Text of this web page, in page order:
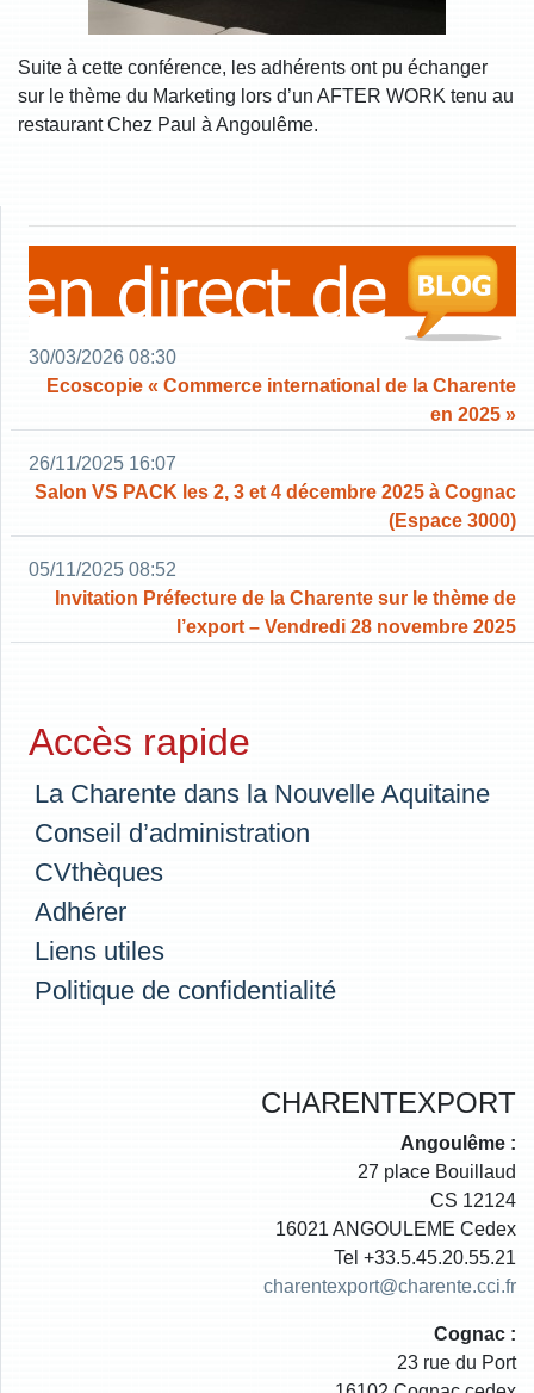
Suite à cette conférence, les adhérents ont pu échanger
sur le thème du Marketing lors d’un AFTER WORK tenu au
restaurant Chez Paul à Angoulême.
30/03/2026 08:30
Ecoscopie « Commerce international de la Charente
en 2025 »
26/11/2025 16:07
Salon VS PACK les 2, 3 et 4 décembre 2025 à Cognac
(Espace 3000)
05/11/2025 08:52
Invitation Préfecture de la Charente sur le thème de
l’export – Vendredi 28 novembre 2025
Accès rapide
La Charente dans la Nouvelle Aquitaine
Conseil d’administration
CVthèques
Adhérer
Liens utiles
Politique de confidentialité
CHARENTEXPORT
Angoulême :
27 place Bouillaud
CS 12124
16021 ANGOULEME Cedex
Tel +33.5.45.20.55.21
charentexport@charente.cci.fr
Cognac :
23 rue du Port